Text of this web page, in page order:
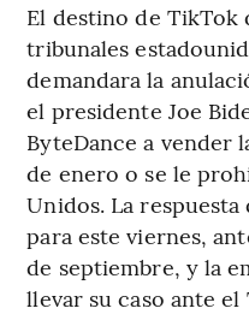
El destino de TikTok
tribunales
demandara la
el presidente Joe
ByteDance a vender
de enero o se le
Unidos. La
para este viernes,
de septiembre, y la
llevar su caso ante